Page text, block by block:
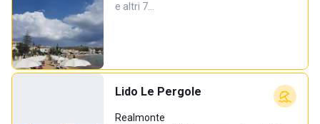
e altri 7…
Lido Le Pergole
Realmonte